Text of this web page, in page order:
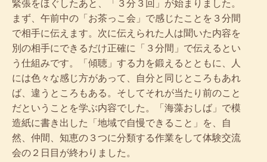
まず、午前中の「お茶っこ会」で感じたことを３分間
で相手に伝えます。次に伝えられた人は聞いた内容を
別の相手にできるだけ正確に「３分間」で伝えるとい
う仕組みです。「傾聴」する力を鍛えるとともに、人
には色々な感じ方があって、自分と同じところもあれ
ば、違うところもある。そしてそれが当たり前のこと
だということを学ぶ内容でした。「海藻おしば」で模
造紙に書き出した「地域で自慢できること」を、自
然、仲間、知恵の３つに分類する作業をして体験交流
会の２日目が終わりました。